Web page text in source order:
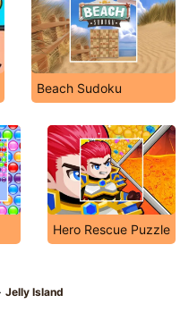
Beach Sudoku
Hero Rescue Puzzle
Jelly Island